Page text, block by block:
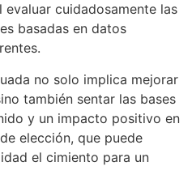
cuidadosamente las
basadas en datos
no solo implica mejorar
también sentar las bases
y un impacto positivo en
elección, que puede
el cimiento para un